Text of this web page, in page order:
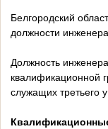
Белгородский
должности инженера.
Должность
квалификационной
служащих третьего